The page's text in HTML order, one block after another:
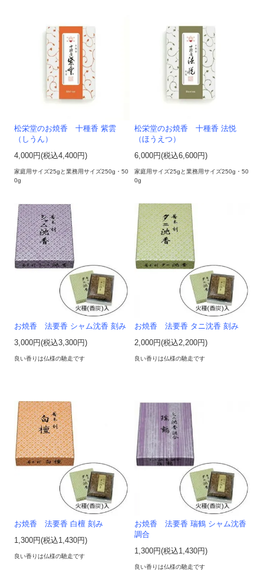
松栄堂のお焼香 十種香 紫雲
（しうん）
4,000円(税込4,400円)
家庭用サイズ25gと業務用サイズ250g・50
0g
松栄堂のお焼香 十種香 法悦
（ほうえつ）
6,000円(税込6,600円)
家庭用サイズ25gと業務用サイズ250g・50
0g
お焼香 法要香 シャム沈香 刻み
3,000円(税込3,300円)
良い香りは仏様の馳走です
お焼香 法要香 タニ沈香 刻み
2,000円(税込2,200円)
良い香りは仏様の馳走です
お焼香 法要香 白檀 刻み
1,300円(税込1,430円)
良い香りは仏様の馳走です
お焼香 法要香 瑞鶴 シャム沈香
調合
1,300円(税込1,430円)
良い香りは仏様の馳走です